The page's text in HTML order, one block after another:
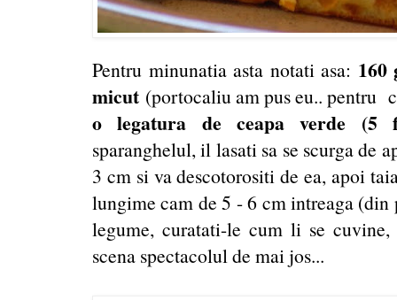
Pentru minunatia asta notati asa: 160
micut (portocaliu am pus eu.. pentru
o legatura de ceapa verde (5
sparanghelul, il lasati sa se scurga de
3 cm si va descotorositi de ea, apoi
lungime cam de 5 - 6 cm intreaga (din
legume, curatati-le cum li se
scena spectacolul de mai jos...